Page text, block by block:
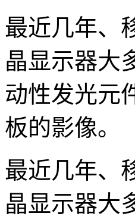
最近几年、
晶显示器大
动性发光元
板的影像。
最近几年、
晶显示器大